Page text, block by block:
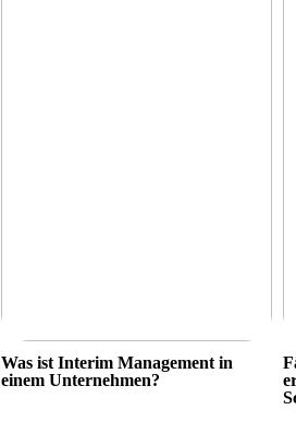
Was ist Interim Management in
einem Unternehmen?